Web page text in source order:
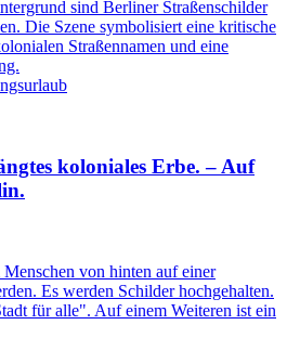
koloniales Erbe. – Auf